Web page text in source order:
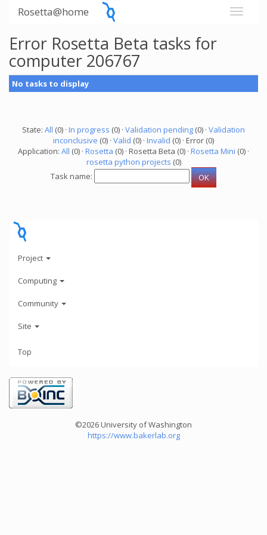
Rosetta@home
Error Rosetta Beta tasks for
computer 206767
No tasks to display
State: All (0) · In progress (0) · Validation pending (0) · Validation
inconclusive (0) · Valid (0) · Invalid (0) · Error (0)
Application: All (0) · Rosetta (0) · Rosetta Beta (0) · Rosetta Mini (0) ·
rosetta python projects (0)
Task name:
Project
Computing
Community
Site
Top
©2026 University of Washington
https://www.bakerlab.org